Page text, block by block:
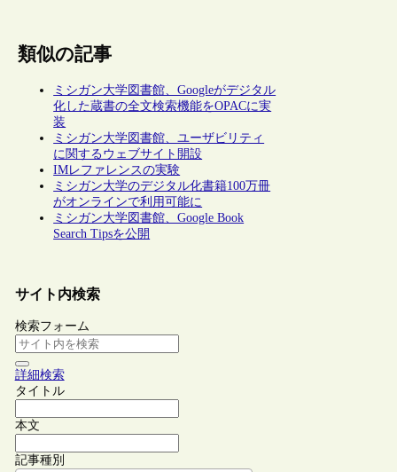
類似の記事
ミシガン大学図書館、Googleがデジタル
化した蔵書の全文検索機能をOPACに実
装
ミシガン大学図書館、ユーザビリティ
に関するウェブサイト開設
IMレファレンスの実験
ミシガン大学のデジタル化書籍100万冊
がオンラインで利用可能に
ミシガン大学図書館、Google Book
Search Tipsを公開
サイト内検索
検索フォーム
詳細検索
タイトル
本文
記事種別